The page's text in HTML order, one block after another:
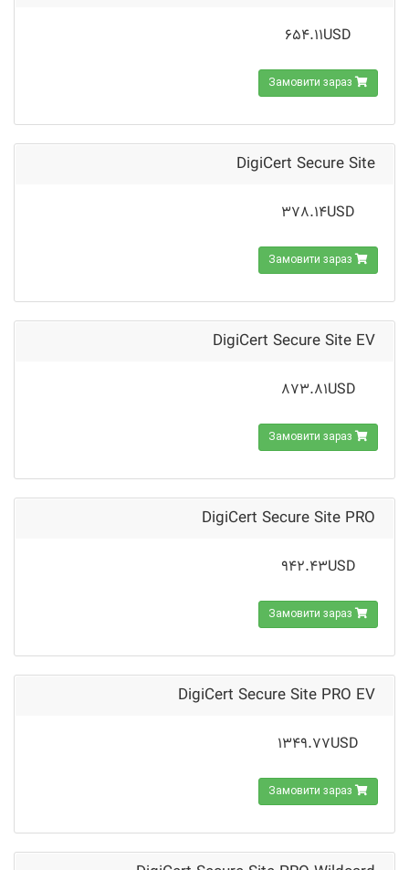
654.11USD
Замовити зараз
DigiCert Secure Site
378.14USD
Замовити зараз
DigiCert Secure Site EV
873.81USD
Замовити зараз
DigiCert Secure Site PRO
942.43USD
Замовити зараз
DigiCert Secure Site PRO EV
1349.77USD
Замовити зараз